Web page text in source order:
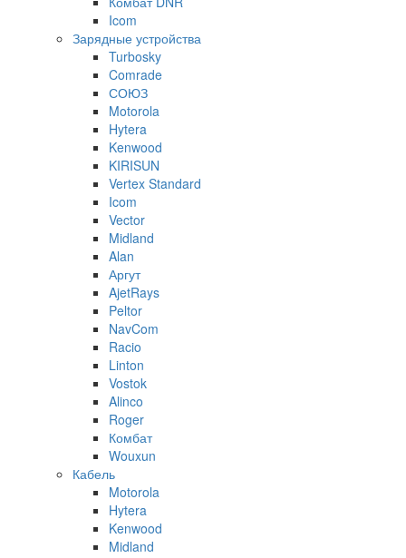
Icom
Зарядные устройства
Turbosky
Comrade
СОЮЗ
Motorola
Hytera
Kenwood
KIRISUN
Vertex Standard
Icom
Vector
Midland
Alan
Аргут
AjetRays
Peltor
NavCom
Racio
Linton
Vostok
Alinco
Roger
Комбат
Wouxun
Кабель
Motorola
Hytera
Kenwood
Midland